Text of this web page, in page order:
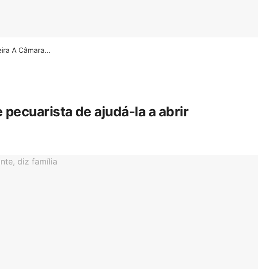
A Câmara...
de ajudá-la a abrir